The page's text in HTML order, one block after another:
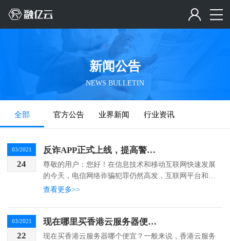
新闻公告
NEWS BULLETIN
全部 官方公告 业界新闻 行业资讯
03/2021
24
反诈APP正式上线，提高警惕，谨防诈骗
尊敬的用户：您好！在信息技术和移动互联网快速发展
的今天，电信网络诈骗犯罪仍然高发，互联网平台和广
大用户都深受其害。为了加强普及防诈骗知识，持续打
中心提醒...
查看更多>>
03/2021
22
现在哪里买香港云服务器便宜？
现在买香港云服务器哪个便宜？一般来说，香港云服务